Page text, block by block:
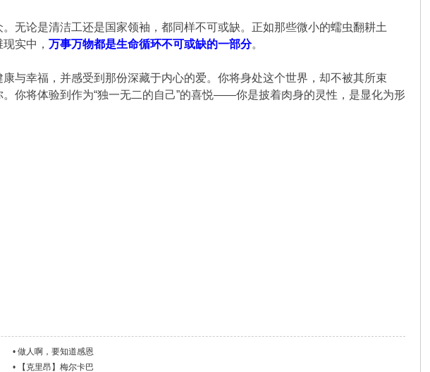
无论是清洁工还是国家领袖，都同样不可或缺。正如那些微小的蠕虫翻耕土
现实中，万事万物都是生命循环不可或缺的一部分。
与幸福，并感受到那份深藏于内心的爱。你将身处这个世界，却不被其所束
你将体验到作为“独一无二的自己”的喜悦——你是披着肉身的灵性，是显化为形
•做人啊，要知道感恩
• 【克里昂】梅尔卡巴